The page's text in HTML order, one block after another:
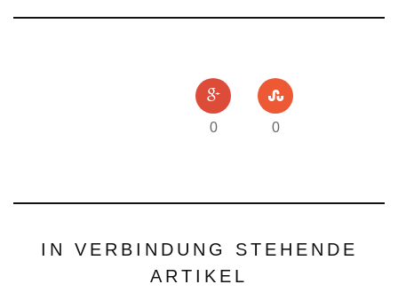
0 0
IN VERBINDUNG STEHENDE
ARTIKEL